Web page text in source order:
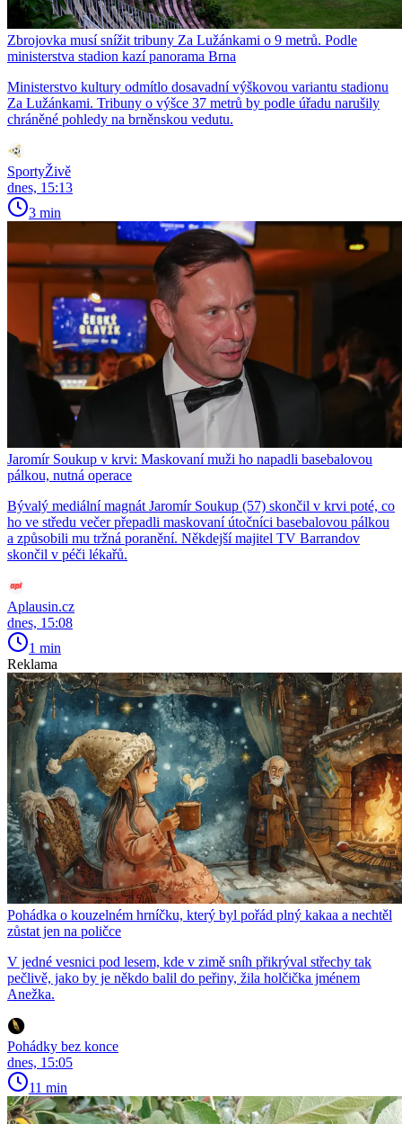
Zbrojovka musí snížit tribuny Za Lužánkami o 9 metrů. Podle
ministerstva stadion kazí panorama Brna
Ministerstvo kultury odmítlo dosavadní výškovou variantu stadionu
Za Lužánkami. Tribuny o výšce 37 metrů by podle úřadu narušily
chráněné pohledy na brněnskou vedutu.
SportyŽivě
dnes, 15:13
3 min
Jaromír Soukup v krvi: Maskovaní muži ho napadli basebalovou
pálkou, nutná operace
Bývalý mediální magnát Jaromír Soukup (57) skončil v krvi poté, co
ho ve středu večer přepadli maskovaní útočníci basebalovou pálkou
a způsobili mu tržná poranění. Někdejší majitel TV Barrandov
skončil v péči lékařů.
Aplausin.cz
dnes, 15:08
1 min
Reklama
Pohádka o kouzelném hrníčku, který byl pořád plný kakaa a nechtěl
zůstat jen na poličce
V jedné vesnici pod lesem, kde v zimě sníh přikrýval střechy tak
pečlivě, jako by je někdo balil do peřiny, žila holčička jménem
Anežka.
Pohádky bez konce
dnes, 15:05
11 min